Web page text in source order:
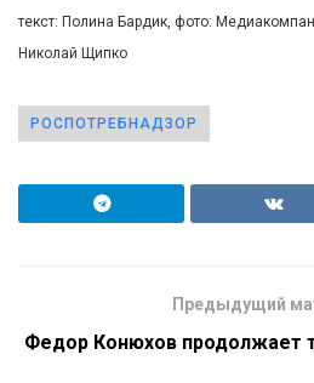
текст: Полина Бардик, фото:
Николай Щипко
РОСПОТРЕБНАДЗОР
Предыдущий
Федор Конюхов продолжает